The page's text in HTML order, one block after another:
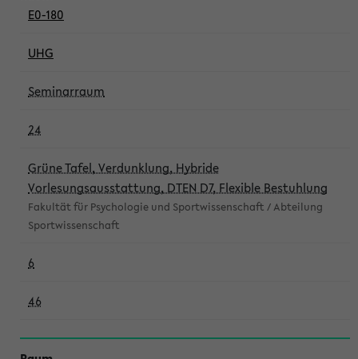
E0-180
UHG
Seminarraum
24
Grüne Tafel, Verdunklung, Hybride
Vorlesungsausstattung, DTEN D7, Flexible Bestuhlung
Fakultät für Psychologie und Sportwissenschaft / Abteilung
Sportwissenschaft
6
46